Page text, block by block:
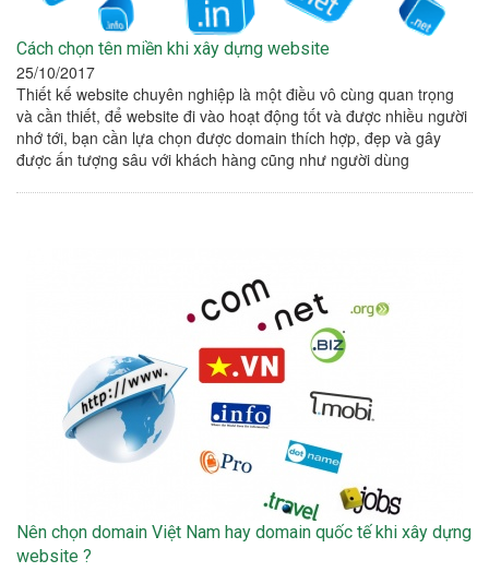
Cách chọn tên miền khi xây dựng website
25/10/2017
Thiết kế website chuyên nghiệp là một điều vô cùng quan trọng
và cần thiết, để website đi vào hoạt động tốt và được nhiều người
nhớ tới, bạn cần lựa chọn được domain thích hợp, đẹp và gây
được ấn tượng sâu với khách hàng cũng như người dùng
Nên chọn domain Việt Nam hay domain quốc tế khi xây dựng
website ?